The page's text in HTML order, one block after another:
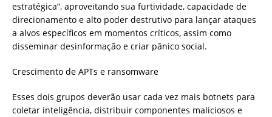
estratégica”, aproveitando sua furtividade, capacidade de
direcionamento e alto poder destrutivo para lançar ataques
a alvos específicos em momentos críticos, assim como
disseminar desinformação e criar pânico social.
Crescimento de APTs e ransomware
Esses dois grupos deverão usar cada vez mais botnets para
coletar inteligência, distribuir componentes maliciosos e